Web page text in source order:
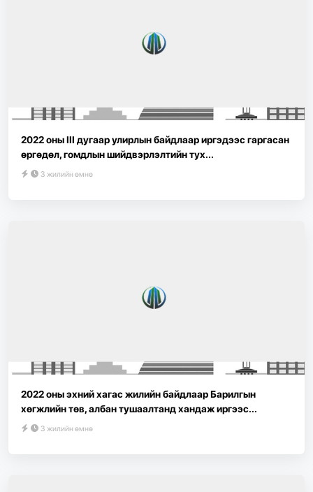
2022 оны III дугаар улирлын байдлаар иргэдээс гаргасан
өргөдөл, гомдлын шийдвэрлэлтийн тух...
3 жилийн өмнө
2022 оны эхний хагас жилийн байдлаар Барилгын
хөгжлийн төв, албан тушаалтанд хандаж иргээс...
3 жилийн өмнө